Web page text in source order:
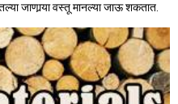
जाणार्‍या वस्तू मानल्या जाऊ शकतात.